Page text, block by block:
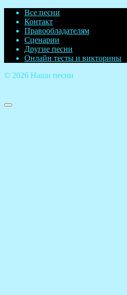
Все песни
Контакт
Правообладателям
Сценарии
Другие песни
Онлайн тесты и викторины
© 2026 Наши песни